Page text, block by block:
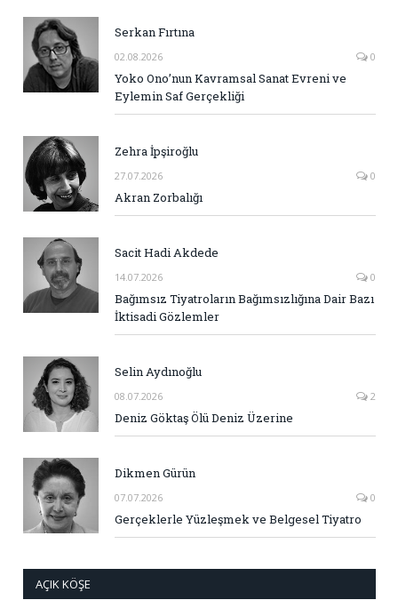
Serkan Fırtına
02.08.2026 0
Yoko Ono’nun Kavramsal Sanat Evreni ve
Eylemin Saf Gerçekliği
Zehra İpşiroğlu
27.07.2026 0
Akran Zorbalığı
Sacit Hadi Akdede
14.07.2026 0
Bağımsız Tiyatroların Bağımsızlığına Dair Bazı
İktisadi Gözlemler
Selin Aydınoğlu
08.07.2026 2
Deniz Göktaş Ölü Deniz Üzerine
Dikmen Gürün
07.07.2026 0
Gerçeklerle Yüzleşmek ve Belgesel Tiyatro
AÇIK KÖŞE